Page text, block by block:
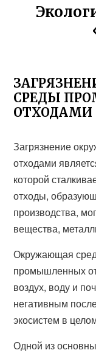
СРЕДЫ
ОТХОДАМИ
Загрязнение
отходами
которой
отходы,
производства,
вещества,
Окружающая
промышленных
воздух, воду и
негативным
экосистем в
Одной из